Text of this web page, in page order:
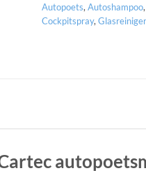
Autopoets,Autoshampoo
Cockpitspray,Glasreiniger